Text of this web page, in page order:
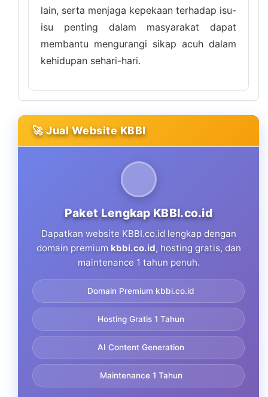
lain, serta menjaga kepekaan terhadap isu-
isu penting dalam masyarakat dapat
membantu mengurangi sikap acuh dalam
kehidupan sehari-hari.
🚀 Jual Website KBBI
Paket Lengkap KBBI.co.id
Dapatkan website KBBI.co.id lengkap dengan
domain premium kbbi.co.id, hosting gratis, dan
maintenance 1 tahun penuh.
Domain Premium kbbi.co.id
Hosting Gratis 1 Tahun
AI Content Generation
Maintenance 1 Tahun